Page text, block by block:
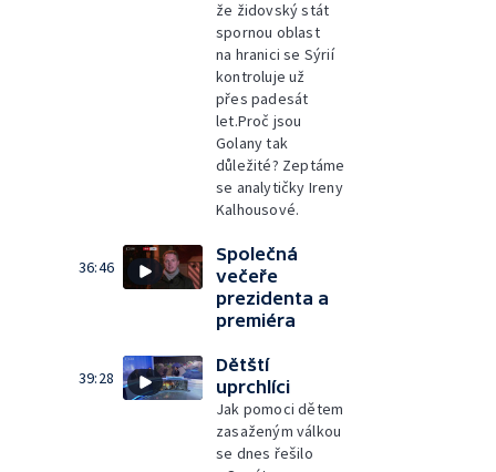
že židovský stát
spornou oblast
na hranici se Sýrií
kontroluje už
přes padesát
let.Proč jsou
Golany tak
důležité? Zeptáme
se analytičky Ireny
Kalhousové.
36:46
Společná
večeře
prezidenta a
premiéra
39:28
Dětští
uprchlíci
Jak pomoci dětem
zasaženým válkou
se dnes řešilo